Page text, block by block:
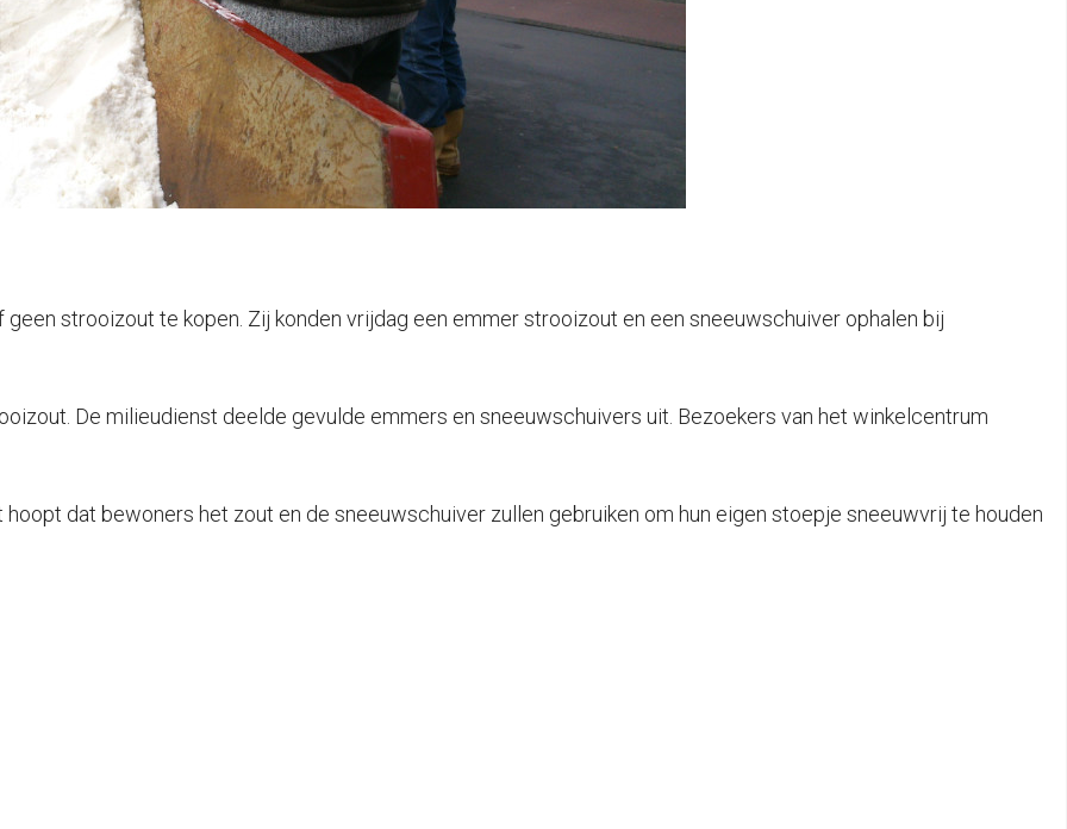
strooizout te kopen. Zij konden vrijdag een emmer strooizout en een sneeuwschuiver ophalen bij
De milieudienst deelde gevulde emmers en sneeuwschuivers uit. Bezoekers van het winkelcentrum
dat bewoners het zout en de sneeuwschuiver zullen gebruiken om hun eigen stoepje sneeuwvrij te houden